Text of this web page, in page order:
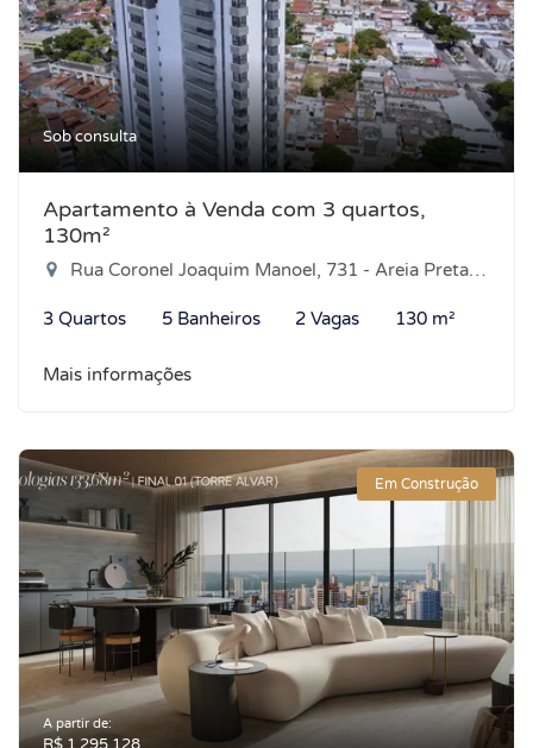
Sob consulta
Apartamento à Venda com 3 quartos,
130m²
Rua Coronel Joaquim Manoel, 731 - Areia Preta, Natal-RN
3 Quartos 5 Banheiros 2 Vagas 130 m²
Mais informações
Em Construção
A partir de: